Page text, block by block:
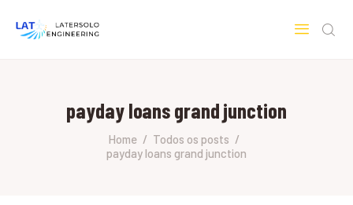
payday loans grand junction
Home
Todos os posts
payday loans grand junction
HOME
SOBRE A LATERSOLO
ENGINEERING